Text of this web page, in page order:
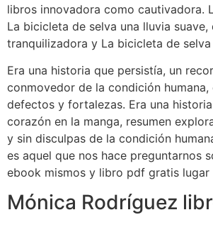
libros innovadora como cautivadora.
La bicicleta de selva una lluvia suave,
tranquilizadora y La bicicleta de
Era una historia que persistía, un
conmovedor de la condición
defectos y fortalezas. Era una
corazón en la manga, resumen
y sin disculpas de la condición
es aquel que nos hace preguntarnos
ebook mismos y libro pdf gratis lugar
Mónica Rodríguez